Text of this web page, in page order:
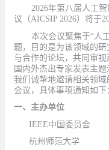
2026年第八届人工
议（AICSIP 2026）将于
本次会议聚焦于“ 人
题，目的是为该领域的
与合作的论坛，共同审
国内外杰出专家发表主
我们诚挚地邀请相关领
会议，具体事项通知如下
一、 主办单位
IEEE中国委员会
杭州师范大学